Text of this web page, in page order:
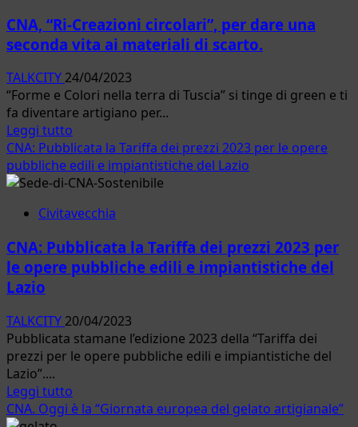
Ok
sblocco
per
autotrasporto
annunciato
dal
governo
CNA, “Ri-Creazioni circolari”, per dare una
seconda vita ai materiali di scarto.
TALKCITY 24/04/2023
“Forme e Colori nella terra di Tuscia” si tinge di green e ti
fa diventare artigiano per...
Leggi tutto
di
più
su
“Ri-
circolari”,
per
seconda
vita
ai
di
scarto.
CNA: Pubblicata la Tariffa dei prezzi 2023 per le opere
pubbliche edili e impiantistiche del Lazio
Civitavecchia
CNA: Pubblicata la Tariffa dei prezzi 2023 per
le opere pubbliche edili e impiantistiche del
Lazio
TALKCITY 20/04/2023
Pubblicata stamane l’edizione 2023 della “Tariffa dei
prezzi per le opere pubbliche edili e impiantistiche del
Lazio”....
Leggi tutto
di
CNA. Oggi è la “Giornata europea del gelato artigianale”